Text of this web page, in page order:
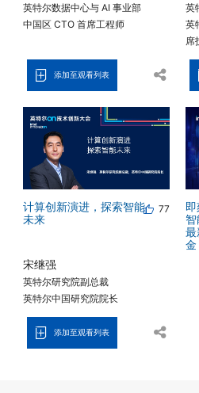
英特尔数据中心与 AI 事业部
中国区 CTO 首席工程师
添加至观看列表
英
英
席
77
计算创新演进，探索智能
未来
宋继强
英特尔研究院副总裁
英特尔中国研究院院长
添加至观看列表
即
智
最
金